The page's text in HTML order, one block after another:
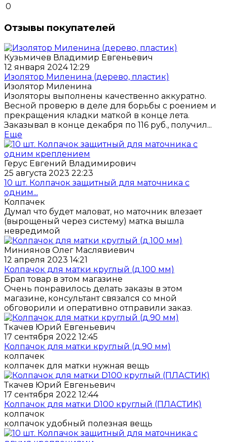
0
Отзывы покупателей
Кузьмичев Владимир Евгеньевич
12 января 2024 12:29
Изолятор Миленина (дерево, пластик)
Изолятор Миленина
Изоляторы выполнены качественно аккуратно.
Весной проверю в деле для борьбы с роением и
прекращения кладки маткой в конце лета.
Заказывал в конце декабря по 116 руб., получил...
Еще
Герус Евгений Владимирович
25 августа 2023 22:23
10 шт. Колпачок защитный для маточника с
одним...
Колпачек
Думал что будет маловат, но маточник влезает
(вырощеный через систему) матка вышла
невредимой
Миниянов Олег Маслявиевич
12 апреля 2023 14:21
Колпачок для матки круглый (д.100 мм)
Брал товар в этом магазине
Очень понравилось делать заказы в этом
магазине, консультант связался со мной
обговорили и оперативно отправили заказ.
Ткачев Юрий Евгеньевич
17 сентября 2022 12:45
Колпачок для матки круглый (д.90 мм)
колпачек
колпачек для матки нужная вещь
Ткачев Юрий Евгеньевич
17 сентября 2022 12:44
Колпачок для матки D100 круглый (ПЛАСТИК)
колпачок
колпачок удобный полезная вещь